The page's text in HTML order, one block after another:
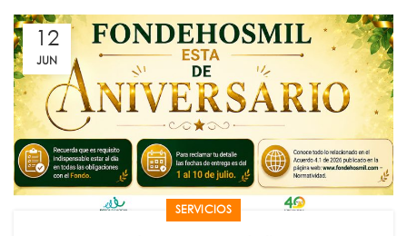
12
JUN
SERVICIOS